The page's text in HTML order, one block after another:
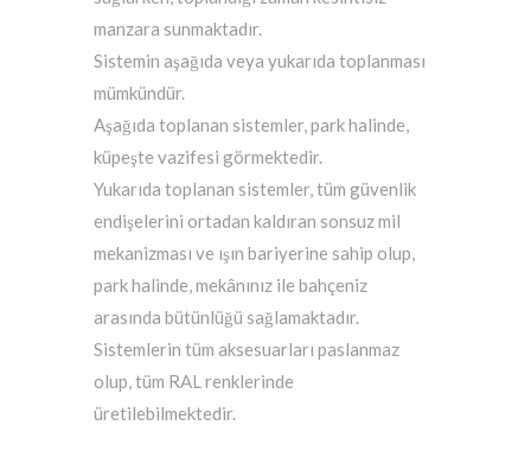
manzara sunmaktadır.
Sistemin aşağıda veya yukarıda toplanması
mümkündür.
Aşağıda toplanan sistemler, park halinde,
küpeşte vazifesi görmektedir.
Yukarıda toplanan sistemler, tüm güvenlik
endişelerini ortadan kaldıran sonsuz mil
mekanizması ve ışın bariyerine sahip olup,
park halinde, mekânınız ile bahçeniz
arasında bütünlüğü sağlamaktadır.
Sistemlerin tüm aksesuarları paslanmaz
olup, tüm RAL renklerinde
üretilebilmektedir.